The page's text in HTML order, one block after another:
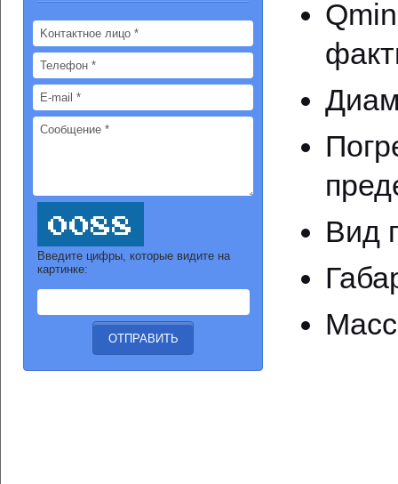
Введите цифры, которые видите на
картинке:
Вид